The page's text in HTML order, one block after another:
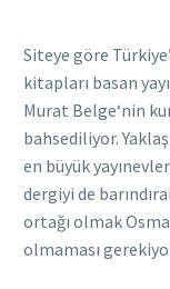
Siteye göre
kitapları basan
Murat Belge‘nin
bahsediliyor.
en büyük
dergiyi de
ortağı olmak
olmaması